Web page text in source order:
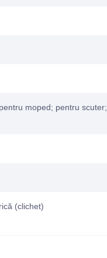
moped; pentru scuter;
(clichet)